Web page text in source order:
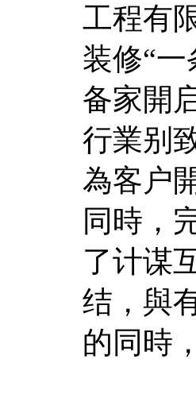
工程有
装修“
备家開
行業别
為客户
同時，
了计谋
结，與
的同時